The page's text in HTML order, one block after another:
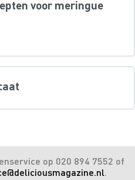
voor meringue
op 020 894 7552 of
.